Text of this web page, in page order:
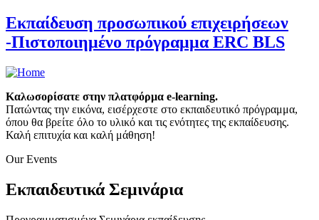
Εκπαίδευση προσωπικού επιχειρήσεων
-Πιστοποιημένο πρόγραμμα ERC BLS
Καλωσορίσατε στην πλατφόρμα e-learning.
Πατώντας την εικόνα, εισέρχεστε στο εκπαιδευτικό πρόγραμμα,
όπου θα βρείτε όλο το υλικό και τις ενότητες της εκπαίδευσης.
Καλή επιτυχία και καλή μάθηση!
Our Events
Εκπαιδευτικά Σεμινάρια